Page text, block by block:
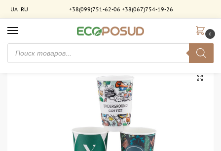
UA RU +38(099)751-62-06 +38(067)754-19-26
0
Главная / Брендирование Бумажные двухслойные стаканы с брендированием